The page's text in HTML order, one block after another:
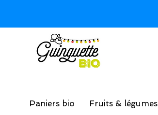
Paniers bio Fruits & légumes